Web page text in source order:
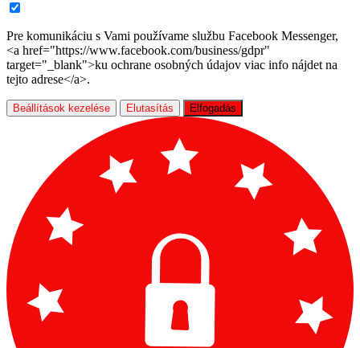
Pre komunikáciu s Vami používame službu Facebook Messenger,
<a href="https://www.facebook.com/business/gdpr"
target="_blank">ku ochrane osobných údajov viac info nájdet na
tejto adrese</a>.
Beállítások kezelése Elutasítás Elfogadás